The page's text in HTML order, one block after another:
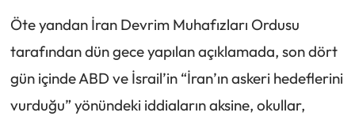
Öte yandan İran Devrim Muhafızları Ordusu
tarafından dün gece yapılan açıklamada, son dört
gün içinde ABD ve İsrail’in “İran’ın askeri hedeflerini
vurduğu” yönündeki iddiaların aksine, okullar,